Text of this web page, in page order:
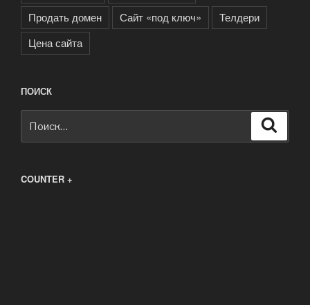
Продать домен
Сайт «под ключ»
Телдери
Цена сайта
ПОИСК
COUNTER +